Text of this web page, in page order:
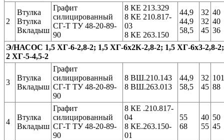
2
Втулка
Втулка
Вкладыш
Графит
силицированный
СГ-Т ТУ 48-20-89-
90
8 КЕ 213.329
8 КЕ 210.817-
03
8 КЕ 263.150
44,9
44,9
58,5
32
32
45
40
40
36
Э/НАСОС 1,5 ХГ-6-2,8-2; 1,5 ХГ-6х2К-2,8-2; 1,5 ХГ-6х3-2,8-2;
2 ХГ-5-4,5-2
3
Втулка
Вкладыш
Графит
силицированный
СГ-Т ТУ 48-20-89-
90
8 ВШ.210.143
8 ВШ.263.013
44,9
58,5
32
45
101
88
4
Втулка
Вкладыш
Графит
силицированный
СГ-Т ТУ 48-20-89-
90
8 КЕ .210.817-
04
8 КЕ.263.150-
01
55
68
40
55
50
45